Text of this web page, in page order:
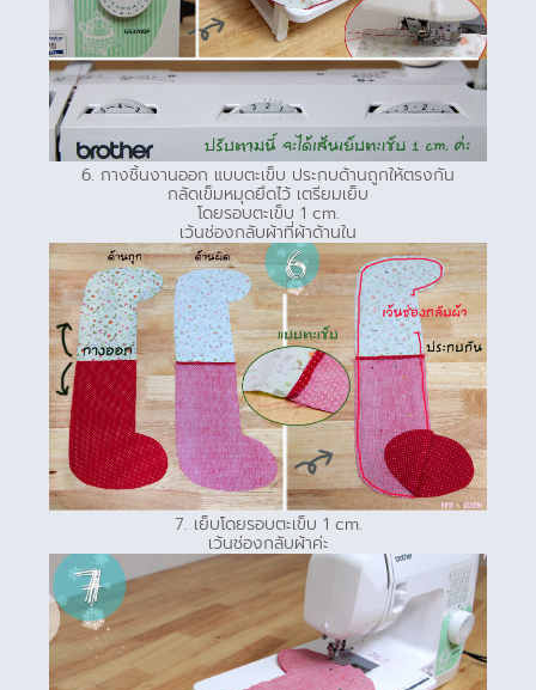
6. กางชิ้นงานออก แบบตะเข็บ ประกบด้านถูกให้ตรงกัน
กลัดเข็มหมุดยึดไว้ เตรียมเย็บ
โดยรอบตะเข็บ 1 cm.
เว้นช่องกลับผ้าที่ผ้าด้านใน
7. เย็บโดยรอบตะเข็บ 1 cm.
เว้นช่องกลับผ้าค่ะ